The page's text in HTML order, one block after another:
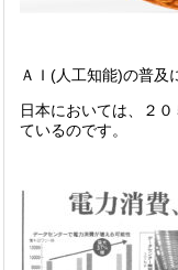
ＡＩ(人工知能)の普及
日本においては、２
ているのです。